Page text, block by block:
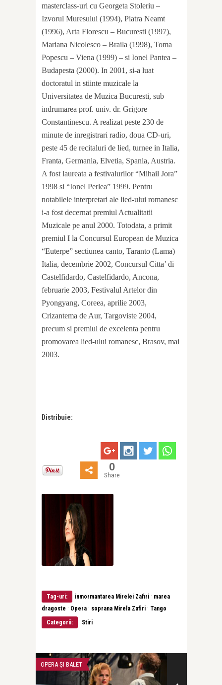
masterclass-uri cu Georgeta Stoleriu –
Izvorul Muresului (1994), Piatra Neamt
(1996), Arta Florescu – Bucuresti (1997),
Mariana Nicolesco – Braila (1998), Toma
Popescu – Viena (1999) – si Ionel Pantea –
Budapesta (2000). In 2001, si-a luat
doctoratul in stiinte muzicale la
Universitatea de Muzica Bucuresti, sub
indrumarea prof. univ. dr. Grigore
Constantinescu. A realizat peste 230 de
minute de inregistrari radio, doua CD-uri,
peste 45 de recitaluri de lied, turnee in Italia,
Franta, Germania, Elvetia, Spania, Austria.
A fost laureata a festivalurilor “Mihail Jora”
1998 si “Ionel Perlea” 1999. Pentru
notabilele interpretari ale lied-ului romanesc
i-a fost decernat premiul Actualitatii
Muzicale pe anul 2000. Totodata, a primit
premiul I la Concursul European de Muzica
“Euterpe” sectiunea canto, Taranto (Lama)
Italia, decembrie 2002, Concursul Citta’ di
Castelfidardo, Castelfidardo, Ancona,
februarie 2003, Festivalul Artelor din
Pyongyang, Coreea, aprilie 2003,
Crizantema de Aur, Targoviste 2004,
precum si premiul de excelenta pentru
promovarea lied-ului romanesc, Brasov, mai
2003.
Distribuie:
0
Share
Tag-uri: inmormantarea Mirelei Zafiri · marea
dragoste · Opera · soprana Mirela Zafiri · Tango
Categorii:
Stiri
OPERA ȘI BALET